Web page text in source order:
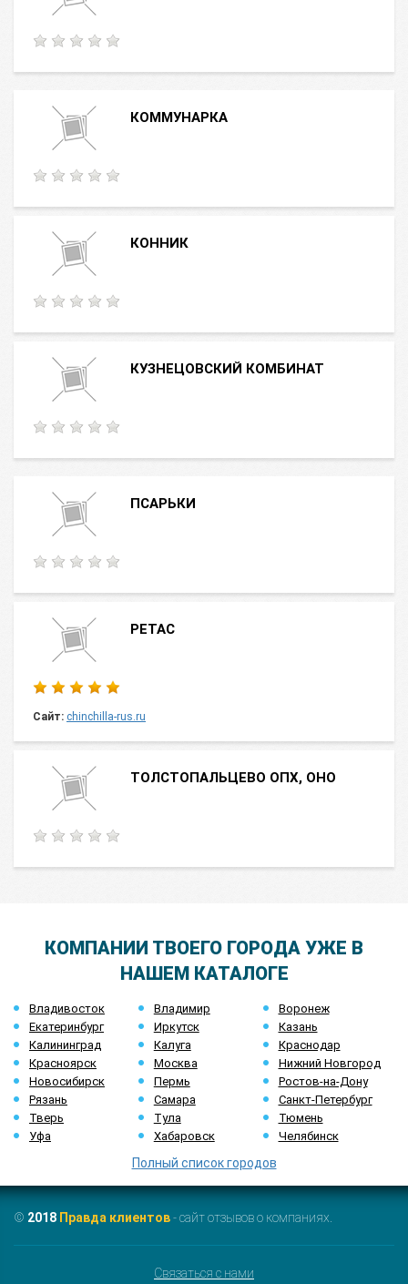
КОММУНАРКА
КОННИК
КУЗНЕЦОВСКИЙ КОМБИНАТ
ПСАРЬКИ
РЕТАС
Сайт: chinchilla-rus.ru
ТОЛСТОПАЛЬЦЕВО ОПХ, ОНО
КОМПАНИИ ТВОЕГО ГОРОДА УЖЕ В
НАШЕМ КАТАЛОГЕ
Владивосток Владимир
Воронеж
Екатеринбург
Иркутск
Казань
Калининград
Калуга
Краснодар
Красноярск
Москва
Нижний Новгород
Новосибирск
Пермь
Ростов-на-Дону
Рязань
Самара
Санкт-Петербург
Тверь
Тула
Тюмень
Уфа
Хабаровск Челябинск
Полный список городов
© 2018 Правда клиентов- сайт отзывов о компаниях.
Связаться с нами